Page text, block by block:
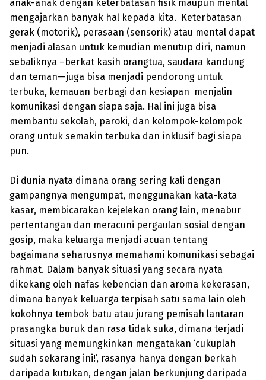
anak-anak dengan keterbatasan fisik maupun mental
mengajarkan banyak hal kepada kita. Keterbatasan
gerak (motorik), perasaan (sensorik) atau mental dapat
menjadi alasan untuk kemudian menutup diri, namun
sebaliknya –berkat kasih orangtua, saudara kandung
dan teman—juga bisa menjadi pendorong untuk
terbuka, kemauan berbagi dan kesiapan menjalin
komunikasi dengan siapa saja. Hal ini juga bisa
membantu sekolah, paroki, dan kelompok-kelompok
orang untuk semakin terbuka dan inklusif bagi siapa
pun.
Di dunia nyata dimana orang sering kali dengan
gampangnya mengumpat, menggunakan kata-kata
kasar, membicarakan kejelekan orang lain, menabur
pertentangan dan meracuni pergaulan sosial dengan
gosip, maka keluarga menjadi acuan tentang
bagaimana seharusnya memahami komunikasi sebagai
rahmat. Dalam banyak situasi yang secara nyata
dikekang oleh nafas kebencian dan aroma kekerasan,
dimana banyak keluarga terpisah satu sama lain oleh
kokohnya tembok batu atau jurang pemisah lantaran
prasangka buruk dan rasa tidak suka, dimana terjadi
situasi yang memungkinkan mengatakan ‘cukuplah
sudah sekarang ini!’, rasanya hanya dengan berkah
daripada kutukan, dengan jalan berkunjung daripada